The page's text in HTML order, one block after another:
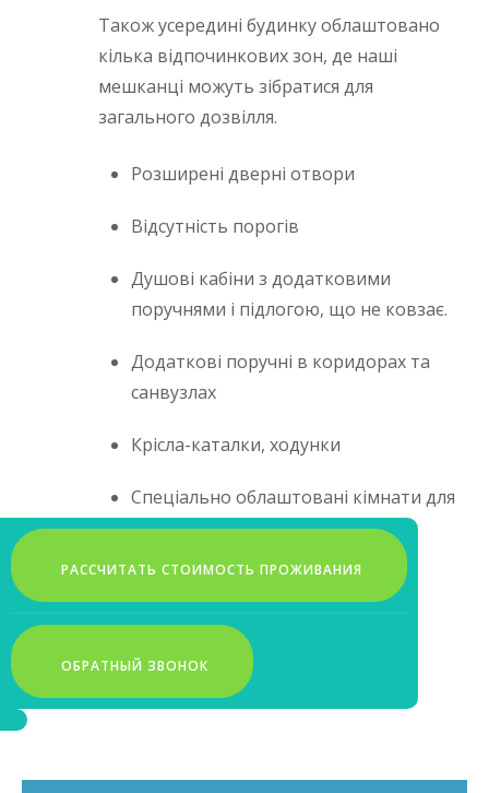
Також усередині будинку облаштовано
кілька відпочинкових зон, де наші
мешканці можуть зібратися для
загального дозвілля.
Розширені дверні отвори
Відсутність порогів
Душові кабіни з додатковими
поручнями і підлогою, що не ковзає.
Додаткові поручні в коридорах та
санвузлах
Крісла-каталки, ходунки
Спеціально облаштовані кімнати для
лежачих людей та з обмеженими
УЗНАТЬ БОЛЬШЕ
РАССЧИТАТЬ СТОИМОСТЬ ПРОЖИВАНИЯ
ОБРАТНЫЙ ЗВОНОК